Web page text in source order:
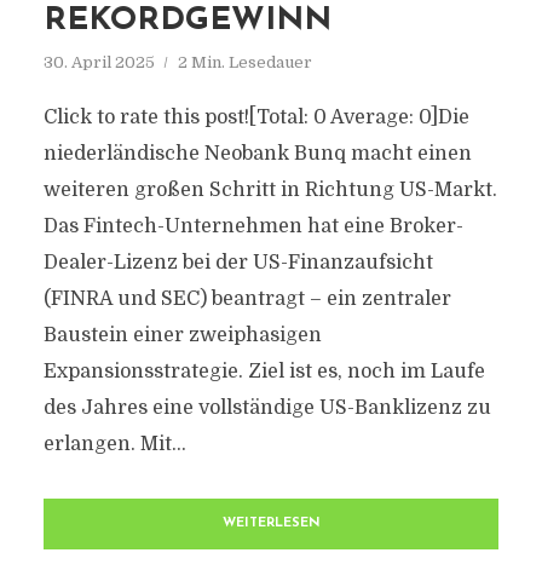
REKORDGEWINN
30. April 2025 2 Min. Lesedauer
Click to rate this post![Total: 0 Average: 0]Die
niederländische Neobank Bunq macht einen
weiteren großen Schritt in Richtung US-Markt.
Das Fintech-Unternehmen hat eine Broker-
Dealer-Lizenz bei der US-Finanzaufsicht
(FINRA und SEC) beantragt – ein zentraler
Baustein einer zweiphasigen
Expansionsstrategie. Ziel ist es, noch im Laufe
des Jahres eine vollständige US-Banklizenz zu
erlangen. Mit...
WEITERLESEN